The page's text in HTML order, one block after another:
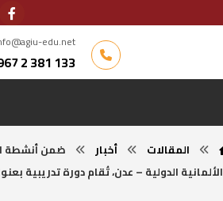
edu.net
133 381 2 967+
المقالات أخبار
ضمن أنشطة
الألمانية الدولية – عدن، تُقام دورة